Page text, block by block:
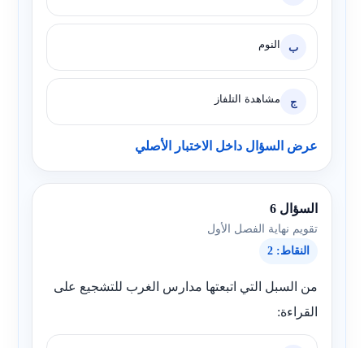
ب النوم
ج مشاهدة التلفاز
عرض السؤال داخل الاختبار الأصلي
السؤال 6
تقويم نهاية الفصل الأول
النقاط: 2
من السبل التي اتبعتها مدارس الغرب للتشجيع على
القراءة: